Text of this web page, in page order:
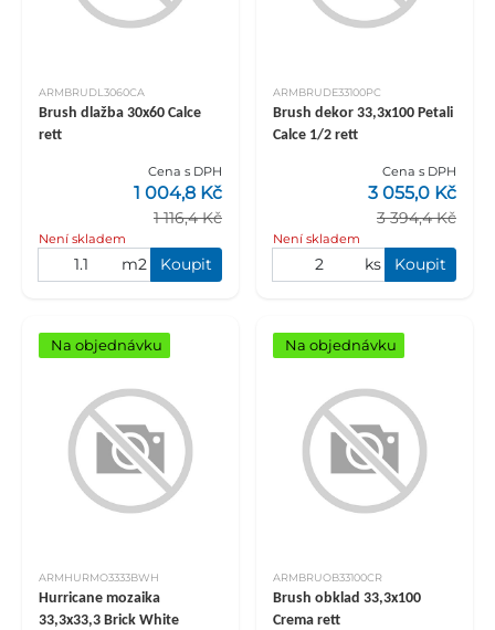
ARMBRUDL3060CA
Brush dlažba 30x60 Calce
rett
Cena s DPH
1 116,4 Kč
1 004,8 Kč
Není skladem
m2 Koupit
ARMBRUDE33100PC
Brush dekor 33,3x100 Petali
Calce 1/2 rett
Cena s DPH
3 394,4 Kč
3 055,0 Kč
Není skladem
ks Koupit
Na objednávku
ARMHURMO3333BWH
Hurricane mozaika
33,3x33,3 Brick White
Na objednávku
ARMBRUOB33100CR
Brush obklad 33,3x100
Crema rett